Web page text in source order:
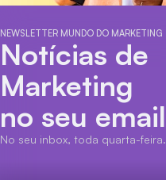
NEWSLETTER MUNDO DO MARKETING
Notícias de
Marketing
no seu email
No seu inbox, toda quarta-feira.